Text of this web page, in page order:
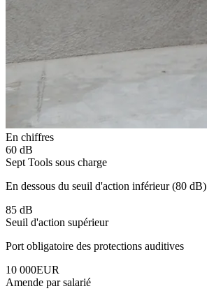
En chiffres
60 dB
Sept Tools sous charge
En dessous du seuil d'action inférieur (80 dB)
85 dB
Seuil d'action supérieur
Port obligatoire des protections auditives
10 000EUR
Amende par salarié